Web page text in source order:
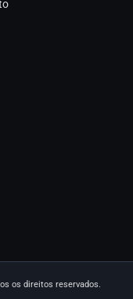
os direitos reservados.